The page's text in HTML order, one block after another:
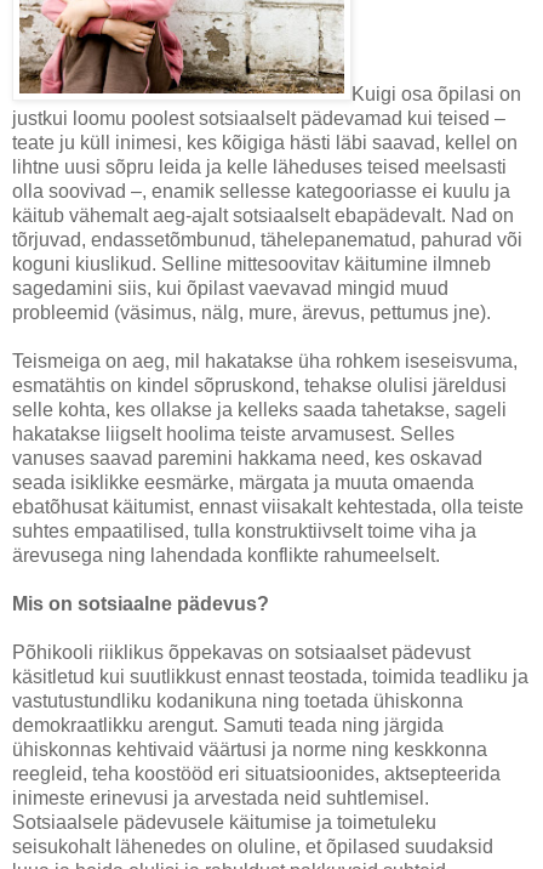
Kuigi osa õpilasi on
justkui loomu poolest sotsiaalselt pädevamad kui teised –
teate ju küll inimesi, kes kõigiga hästi läbi saavad, kellel on
lihtne uusi sõpru leida ja kelle läheduses teised meelsasti
olla soovivad –, enamik sellesse kategooriasse ei kuulu ja
käitub vähemalt aeg-ajalt sotsiaalselt ebapädevalt. Nad on
tõrjuvad, endassetõmbunud, tähelepanematud, pahurad või
koguni kiuslikud. Selline mittesoovitav käitumine ilmneb
sagedamini siis, kui õpilast vaevavad mingid muud
probleemid (väsimus, nälg, mure, ärevus, pettumus jne).
Teismeiga on aeg, mil hakatakse üha rohkem iseseisvuma,
esmatähtis on kindel sõpruskond, tehakse olulisi järeldusi
selle kohta, kes ollakse ja kelleks saada tahetakse, sageli
hakatakse liigselt hoolima teiste arvamusest. Selles
vanuses saavad paremini hakkama need, kes oskavad
seada isiklikke eesmärke, märgata ja muuta omaenda
ebatõhusat käitumist, ennast viisakalt kehtestada, olla teiste
suhtes empaatilised, tulla konstruktiivselt toime viha ja
ärevusega ning lahendada konflikte rahumeelselt.
Mis on sotsiaalne pädevus?
Põhikooli riiklikus õppekavas on sotsiaalset pädevust
käsitletud kui suutlikkust ennast teostada, toimida teadliku ja
vastutustundliku kodanikuna ning toetada ühiskonna
demokraatlikku arengut. Samuti teada ning järgida
ühiskonnas kehtivaid väärtusi ja norme ning keskkonna
reegleid, teha koostööd eri situatsioonides, aktsepteerida
inimeste erinevusi ja arvestada neid suhtlemisel.
Sotsiaalsele pädevusele käitumise ja toimetuleku
seisukohalt lähenedes on oluline, et õpilased suudaksid